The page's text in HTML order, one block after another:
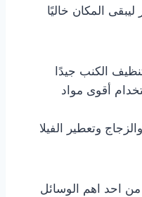
المكان خاليًا
الكنب جيدًا
أقوى مواد
وتعطير الفيلا
احد اهم الوسائل